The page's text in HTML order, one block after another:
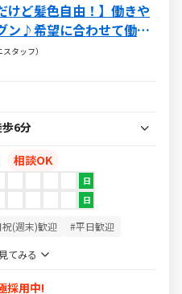
けど髪色自由！】働きや
ン♪希望に合わせて働け
プ☆バイトデビューも大
タッフ）
6分
相談OK
日
日
(週末)歓迎 #平日歓迎
てみる
採用中!